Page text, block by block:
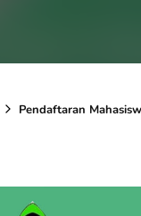
Pendaftaran Mahasiswa Baru